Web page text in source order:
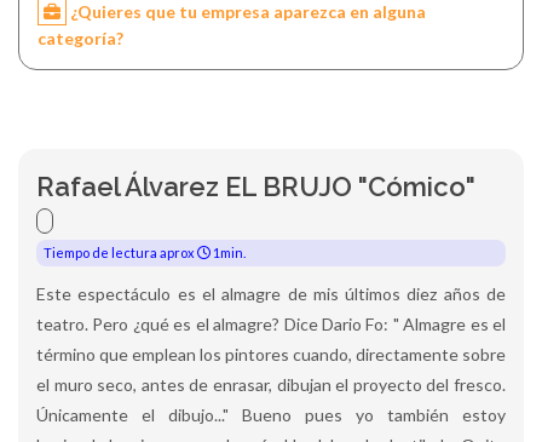
¿Quieres que tu empresa aparezca en alguna
categoría?
Rafael Álvarez EL BRUJO "Cómico"
Tiempo de lectura aprox 1min.
Este espectáculo es el almagre de mis últimos diez años de
teatro. Pero ¿qué es el almagre? Dice Dario Fo: " Almagre es el
término que emplean los pintores cuando, directamente sobre
el muro seco, antes de enrasar, dibujan el proyecto del fresco.
Únicamente el dibujo..." Bueno pues yo también estoy